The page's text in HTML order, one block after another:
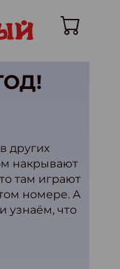
других
накрывают
там играют
номере. А
узнаём, что